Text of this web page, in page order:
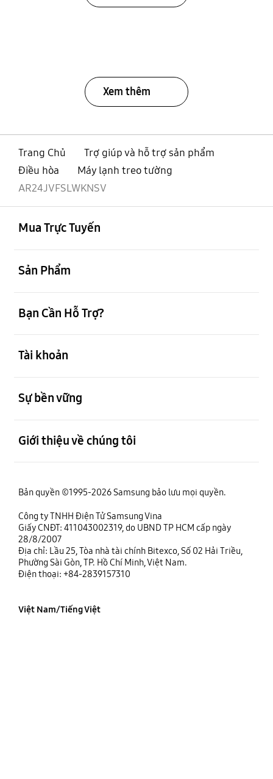
Xem thêm
Trang Chủ
Trợ giúp và hỗ trợ sản phẩm
Điều hòa
Máy lạnh treo tường
AR24JVFSLWKNSV
Mua Trực Tuyến
Sản Phẩm
Bạn Cần Hỗ Trợ?
Tài khoản
Sự bền vững
Giới thiệu về chúng tôi
Bản quyền ©1995-2026 Samsung bảo lưu mọi quyền.
Công ty TNHH Điện Tử Samsung Vina
Giấy CNĐT: 411043002319, do UBND TP HCM cấp ngày
28/8/2007
Địa chỉ: Lầu 25, Tòa nhà tài chính Bitexco, Số 02 Hải Triều,
Phường Sài Gòn, TP. Hồ Chí Minh, Việt Nam.
Điện thoại: +84-2839157310
Việt Nam/Tiếng Việt